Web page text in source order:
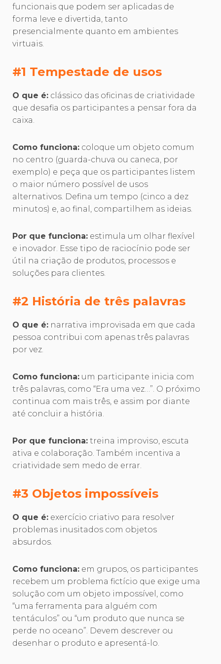
funcionais que podem ser aplicadas de
forma leve e divertida, tanto
presencialmente quanto em ambientes
virtuais.
#1 Tempestade de usos
O que é: clássico das oficinas de criatividade
que desafia os participantes a pensar fora da
caixa.
Como funciona: coloque um objeto comum
no centro (guarda-chuva ou caneca, por
exemplo) e peça que os participantes listem
o maior número possível de usos
alternativos. Defina um tempo (cinco a dez
minutos) e, ao final, compartilhem as ideias.
Por que funciona: estimula um olhar flexível
e inovador. Esse tipo de raciocínio pode ser
útil na criação de produtos, processos e
soluções para clientes.
#2 História de três palavras
O que é: narrativa improvisada em que cada
pessoa contribui com apenas três palavras
por vez.
Como funciona: um participante inicia com
três palavras, como “Era uma vez…”. O próximo
continua com mais três, e assim por diante
até concluir a história.
Por que funciona: treina improviso, escuta
ativa e colaboração. Também incentiva a
criatividade sem medo de errar.
#3 Objetos impossíveis
O que é: exercício criativo para resolver
problemas inusitados com objetos
absurdos.
Como funciona: em grupos, os participantes
recebem um problema fictício que exige uma
solução com um objeto impossível, como
“uma ferramenta para alguém com
tentáculos” ou “um produto que nunca se
perde no oceano”. Devem descrever ou
desenhar o produto e apresentá-lo.